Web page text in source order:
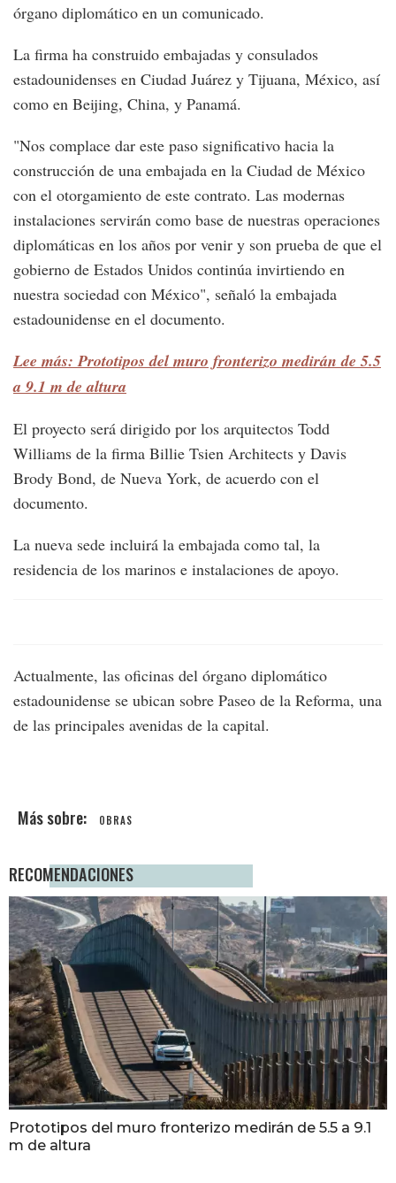
órgano diplomático en un comunicado.
La firma ha construido embajadas y consulados
estadounidenses en Ciudad Juárez y Tijuana, México, así
como en Beijing, China, y Panamá.
"Nos complace dar este paso significativo hacia la
construcción de una embajada en la Ciudad de México
con el otorgamiento de este contrato. Las modernas
instalaciones servirán como base de nuestras operaciones
diplomáticas en los años por venir y son prueba de que el
gobierno de Estados Unidos continúa invirtiendo en
nuestra sociedad con México", señaló la embajada
estadounidense en el documento.
Lee más: Prototipos del muro fronterizo medirán de 5.5
a 9.1 m de altura
El proyecto será dirigido por los arquitectos Todd
Williams de la firma Billie Tsien Architects y Davis
Brody Bond, de Nueva York, de acuerdo con el
documento.
La nueva sede incluirá la embajada como tal, la
residencia de los marinos e instalaciones de apoyo.
Actualmente, las oficinas del órgano diplomático
estadounidense se ubican sobre Paseo de la Reforma, una
de las principales avenidas de la capital.
OBRAS
RECOMENDACIONES
Prototipos del muro fronterizo medirán de 5.5 a 9.1
m de altura